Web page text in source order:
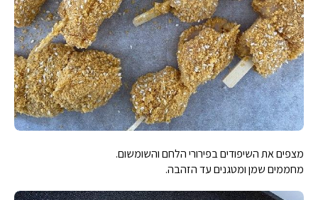
מצפים את השיפודים בפירורי הלחם והשומשום.
מחממים שמן ומטגנים עד הזהבה.